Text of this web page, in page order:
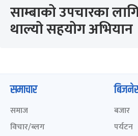
साम्बाको उपचारका
थाल्यो सहयोग अभियान
समाचार
समाज
विचार/ब्लग
बजार
पर्यटन